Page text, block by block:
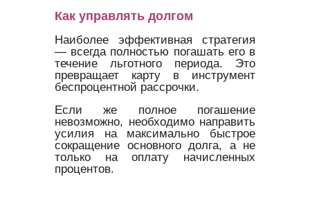
Как управлять долгом
Наиболее эффективная стратегия
— всегда полностью погашать его в
течение льготного периода. Это
превращает карту в инструмент
беспроцентной рассрочки.
Если же полное погашение
невозможно, необходимо направить
усилия на максимально быстрое
сокращение основного долга, а не
только на оплату начисленных
процентов.